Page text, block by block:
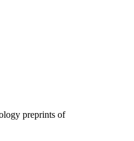
preprints of